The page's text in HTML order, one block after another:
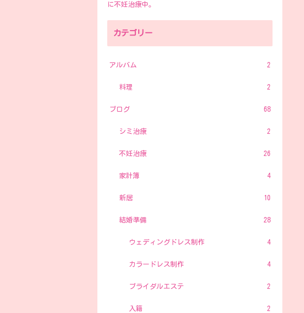
に不妊治療中。
カテゴリー
アルバム 2
料理 2
ブログ 68
シミ治療 2
不妊治療 26
家計簿 4
新居 10
結婚準備 28
ウェディングドレス制作 4
カラードレス制作 4
ブライダルエステ 2
入籍 2